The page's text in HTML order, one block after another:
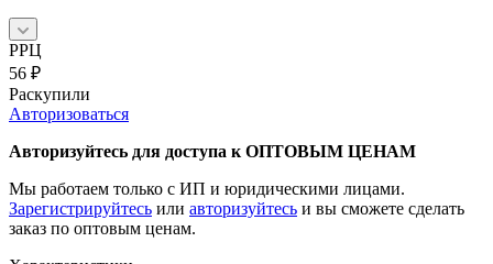
РРЦ
56 ₽
Раскупили
Авторизоваться
Авторизуйтесь для доступа к ОПТОВЫМ ЦЕНАМ
Мы работаем только с ИП и юридическими лицами.
Зарегистрируйтесь или авторизуйтесь и вы сможете сделать
заказ по оптовым ценам.